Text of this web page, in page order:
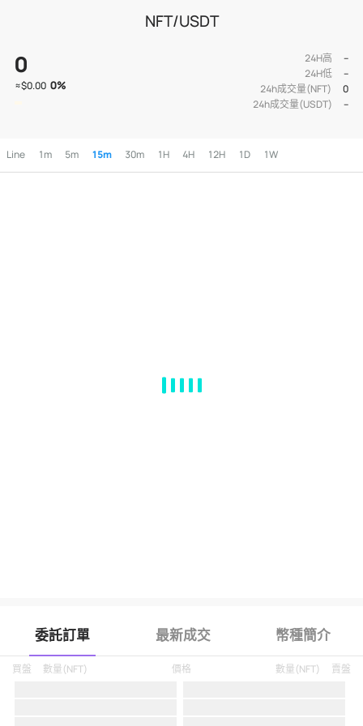
NFT/USDT
0
≈$0.00 0%
24H高
--
24H低
--
24h成交量(NFT)
0
24h成交量(USDT)
--
Line 1m 5m 15m 30m 1H 4H 12H 1D 1W
委託訂單 最新成交 幣種簡介
買盤 數量(NFT) 價格 賣盤
數量(NFT)